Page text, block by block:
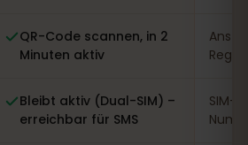
QR-Code scannen, in 2
Minuten aktiv
Bleibt aktiv (Dual-SIM) –
erreichbar für SMS
SIM-